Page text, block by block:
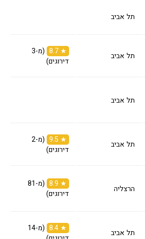
תל אביב
תל אביב ★ 8.7
(מ-3
דירוגים)
תל אביב
תל אביב ★ 9.5
(מ-2
דירוגים)
הרצליה
★ 8.9
(מ-81
דירוגים)
תל אביב ★ 8.4
(מ-14